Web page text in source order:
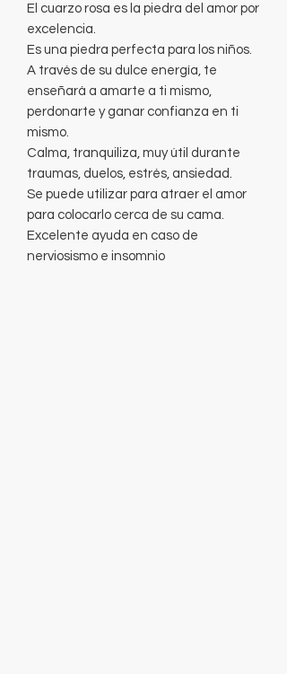
El cuarzo rosa es la piedra del amor por
excelencia.
Es una piedra perfecta para los niños.
A través de su dulce energía, te
enseñará a amarte a ti mismo,
perdonarte y ganar confianza en ti
mismo.
Calma, tranquiliza, muy útil durante
traumas, duelos, estrés, ansiedad.
Se puede utilizar para atraer el amor
para colocarlo cerca de su cama.
Excelente ayuda en caso de
nerviosismo e insomnio